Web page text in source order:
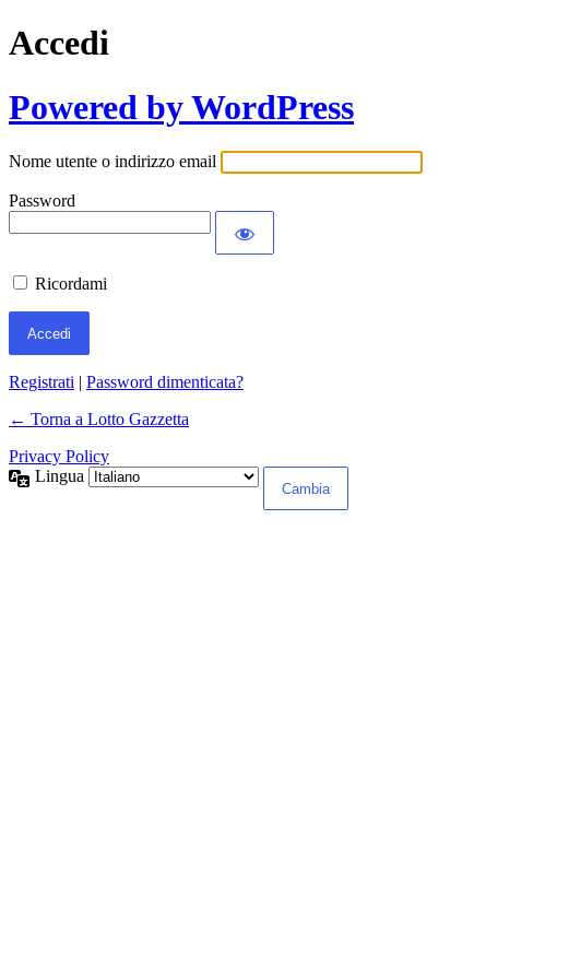
Accedi
Powered by WordPress
Nome utente o indirizzo email
Password
Ricordami
Registrati | Password dimenticata?
← Torna a Lotto Gazzetta
Privacy Policy
Lingua